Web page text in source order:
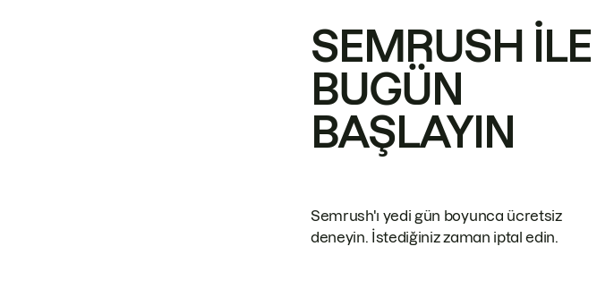
SEMRUSH ILE
BUGÜN
BAŞLAYIN
Semrush'ı yedi gün boyunca ücretsiz
deneyin. İstediğiniz zaman iptal edin.